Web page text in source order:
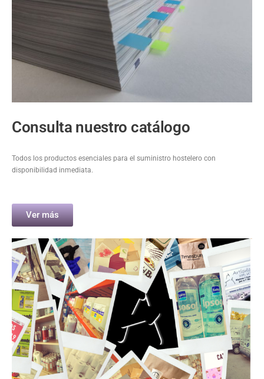
Consulta nuestro catálogo
Todos los productos esenciales para el suministro hostelero con
disponibilidad inmediata.
Ver más